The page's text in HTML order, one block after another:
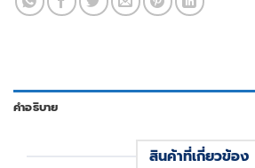
คำอธิบาย
สินค้าที่เกี่ยวข้อง